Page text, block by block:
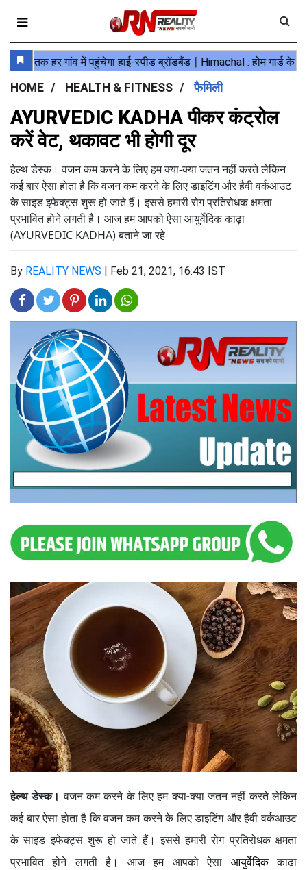
HOME HEALTH & FITNESS फैमिली
AYURVEDIC KADHA पीकर कंट्रोल
करें वेट, थकावट भी होगी दूर
हेल्थ डेस्क। वजन कम करने के लिए हम क्या-क्या जतन नहीं करते लेकिन
कई बार ऐसा होता है कि वजन कम करने के लिए डाइटिंग और हैवी वर्कआउट
के साइड इफेक्ट्स शुरू हो जाते हैं। इससे हमारी रोग प्रतिरोधक क्षमता
प्रभावित होने लगती है। आज हम आपको ऐसा आयुर्वेदिक काढ़ा
(AYURVEDIC KADHA) बताने जा रहे
By REALITY NEWS | Feb 21, 2021, 16:43 IST
हेल्थ डेस्क। वजन कम करने के लिए हम क्या-क्या जतन नहीं करते लेकिन
कई बार ऐसा होता है कि वजन कम करने के लिए डाइटिंग और हैवी वर्कआउट
के साइड इफेक्ट्स शुरू हो जाते हैं। इससे हमारी रोग प्रतिरोधक क्षमता
प्रभावित होने लगती है। आज हम आपको ऐसा
आयुर्वेदिक
काढ़ा